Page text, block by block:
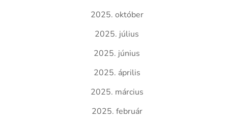
2025. október
2025. július
2025. június
2025. április
2025. március
2025. február